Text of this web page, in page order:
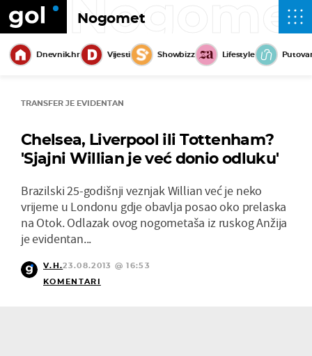
Nogomet
Dnevnik.hr Vijesti Showbizz Lifestyle
TRANSFER JE EVIDENTAN
Chelsea, Liverpool ili Tottenham?
'Sjajni Willian je već donio odluku'
Brazilski 25-godišnji veznjak Willian već je neko
vrijeme u Londonu gdje obavlja posao oko prelaska
na Otok. Odlazak ovog nogometaša iz ruskog Anžija
je evidentan...
V.H.23.08.2013 @ 16:53
KOMENTARI